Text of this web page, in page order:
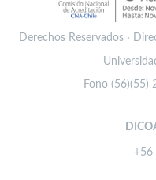
Derechos Reservados ·
Fono (56)(55)
+56